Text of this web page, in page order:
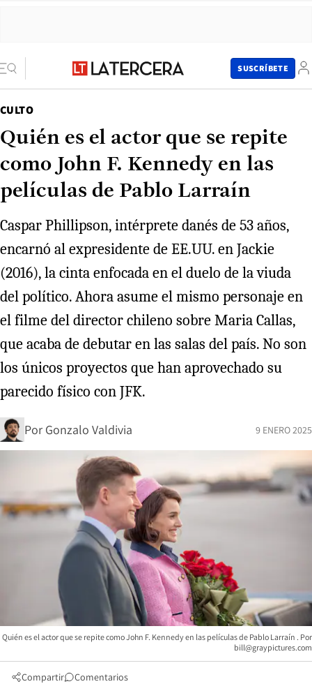
SUSCRÍBETE
CULTO
Quién es el actor que se repite
como John F. Kennedy en las
películas de Pablo Larraín
Caspar Phillipson, intérprete danés de 53 años,
encarnó al expresidente de EE.UU. en Jackie
(2016), la cinta enfocada en el duelo de la viuda
del político. Ahora asume el mismo personaje en
el filme del director chileno sobre Maria Callas,
que acaba de debutar en las salas del país. No son
los únicos proyectos que han aprovechado su
parecido físico con JFK.
Por Gonzalo Valdivia 9 ENERO 2025
Quién es el actor que se repite como John F. Kennedy en las películas de Pablo Larraín
bill@graypictures.com
Compartir Comentarios